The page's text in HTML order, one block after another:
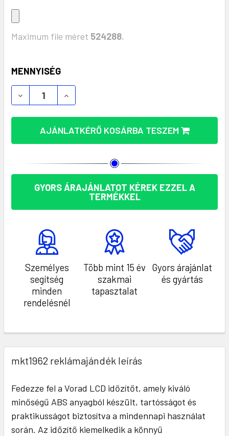
Maximum file méret 524288,
KÉSZLET:
MENNYISÉG
AJÁNLATKÉRŐ KOSÁRBA TESZEM
GYORS ÁRAJÁNLATOT KÉREK EZZEL A
TERMÉKKEL
Személyes
segítség
minden
rendelésnél
Több mint 15 év
szakmai
tapasztalat
Gyors árajánlat
és gyártás
mkt1962 reklámajándék leírás
Fedezze fel a Vorad LCD időzítőt, amely kiváló
minőségű ABS anyagból készült, tartósságot és
praktikusságot biztosítva a mindennapi használat
során. Az időzítő kiemelkedik a könnyű